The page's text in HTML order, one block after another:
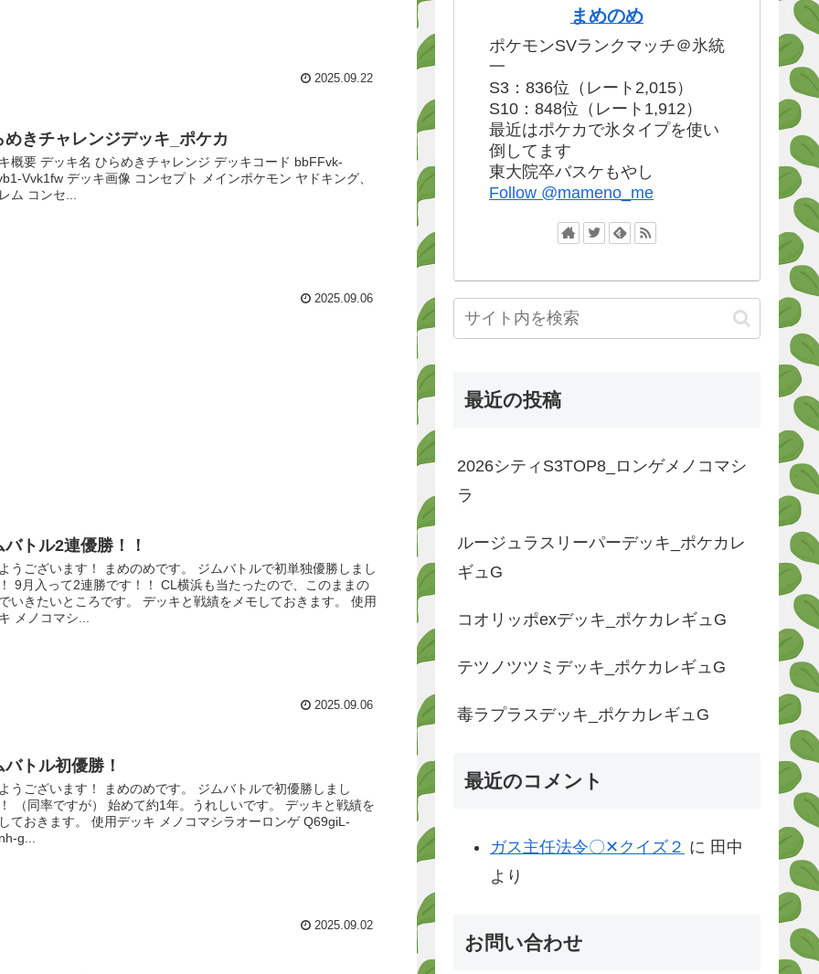
2025.09.22
めきチャレンジデッキ_ポケカ
概要 デッキ名 ひらめきチャレンジ デッキコード bbFFvk-
Vvk1fw デッキ画像 コンセプト メインポケモン ヤドキング、
ム コンセ...
2025.09.06
バトル2連優勝！！
うございます！ まめのめです。 ジムバトルで初単独優勝しまし
9月入って2連勝です！！ CL横浜も当たったので、このままの
いきたいところです。 デッキと戦績をメモしておきます。 使用
メノコマシ...
2025.09.06
バトル初優勝！
うございます！ まめのめです。 ジムバトルで初優勝しまし
（同率ですが） 始めて約1年。うれしいです。 デッキと戦績を
ておきます。 使用デッキ メノコマシラオーロンゲ Q69giL-
g...
2025.09.02
まめのめ
ポケモンSVランクマッチ＠氷統
一
S3：836位（レート2,015）
S10：848位（レート1,912）
最近はポケカで氷タイプを使い
倒してます
東大院卒バスケもやし
Follow @mameno_me
最近の投稿
2026シティS3TOP8_ロンゲメノコマシ
ラ
ルージュラスリーパーデッキ_ポケカレ
ギュG
コオリッポexデッキ_ポケカレギュG
テツノツツミデッキ_ポケカレギュG
毒ラプラスデッキ_ポケカレギュG
最近のコメント
ガス主任法令〇✕クイズ２ に 田中
より
お問い合わせ